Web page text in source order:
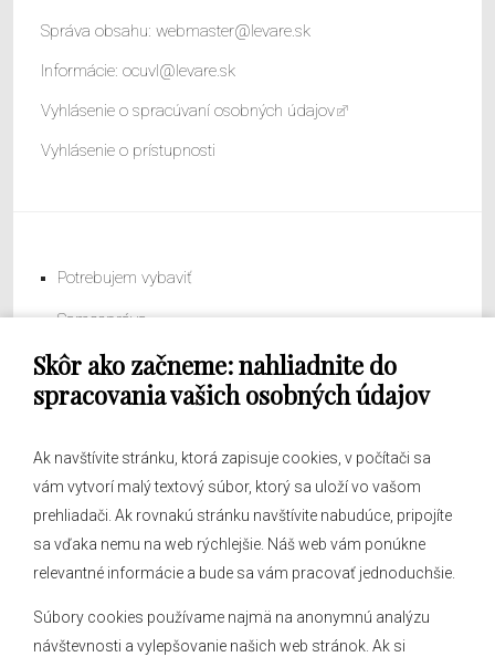
Skôr ako začneme: nahliadnite do
spracovania vašich osobných údajov
Ak navštívite stránku, ktorá zapisuje cookies, v počítači sa
vám vytvorí malý textový súbor, ktorý sa uloží vo vašom
prehliadači. Ak rovnakú stránku navštívite nabudúce, pripojíte
sa vďaka nemu na web rýchlejšie. Náš web vám ponúkne
relevantné informácie a bude sa vám pracovať jednoduchšie.
Súbory cookies používame najmä na anonymnú analýzu
návštevnosti a vylepšovanie našich web stránok. Ak si
Správa obsahu: webmaster@levare.sk
Informácie: ocuvl@levare.sk
Vyhlásenie o spracúvaní osobných údajov
Vyhlásenie o prístupnosti
Potrebujem vybaviť
Samospráva
Obecný úrad
O obci
Hlásenia obecného rozhlasu